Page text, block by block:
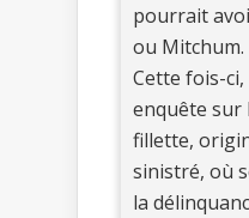
pourrait
ou Mitchum.
Cette fois-
enquête sur
fillette,
sinistré, où
la